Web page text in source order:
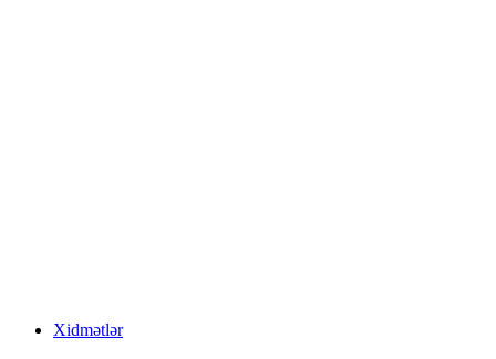
Xidmətlər